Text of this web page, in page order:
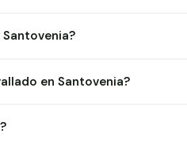
en Santovenia?